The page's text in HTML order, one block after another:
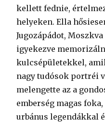
kellett fednie,
helyeken. Ella
Jugozápádot,
igyekezve
kulcsépületekkel,
nagy tudósok portréi
melengette az a
emberség magas
urbánus legendákkal